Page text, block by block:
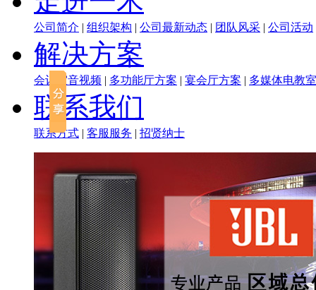
公司简介 | 组织架构 | 公司最新动态 | 团队风采 | 公司活动
解决方案
会议室音视频 | 多功能厅方案 | 宴会厅方案 | 多媒体电教室
联系我们
联系方式 | 客服服务 | 招贤纳士